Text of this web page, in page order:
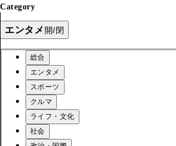
Category
エンタメ 開/閉
総合
エンタメ
スポーツ
クルマ
ライフ・文化
社会